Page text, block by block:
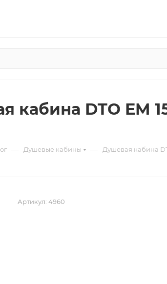
кабина DTO EM
— Душевые кабины — Душевая кабина
Артикул: 4960